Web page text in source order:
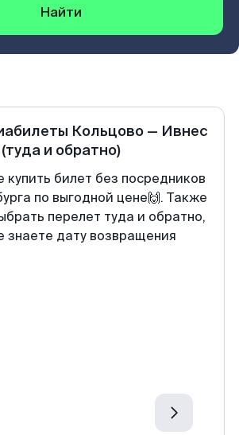
Найти
Кольцово— Ивнес
(туда и обратно)
билет без посредников
по выгодной цене🙌. Также
перелет туда и обратно,
знаете дату возвращения